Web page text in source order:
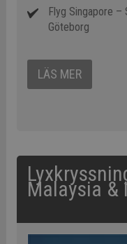
Flyg Singapore –
Göteborg
LÄS MER
Malaysia &